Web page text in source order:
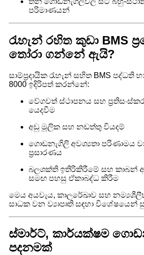
පරිමාණයන්
රැහැන් රහිත කුඩා BMS
තෝරා ගන්නේ ඇයි?
සාම්ප්‍රදායික රැහැන් සහිත BMS පද්ධති
8000 ඉදිරිපත් කරන්නේ:
වේගවත් ස්ථාපනය සහ
යෙදවීම
අඩු මූලික සහ නඩත්තු වියදම්
ගොඩනැගිලි අවශ්‍යතා පරිණාමය
ප්‍රසාරණය
බලශක්ති ඉතිරිකිරීමේ සහ කාබන්
සමඟ පහසු ඒකාබද්ධ කිරීම
මෙය අයවැය, කාලරේඛාව සහ
සාධක වන ව්‍යාපෘති සඳහා විශේෂයෙන්
ස්මාර්ට්, කාර්යක්ෂම
පදනමක්